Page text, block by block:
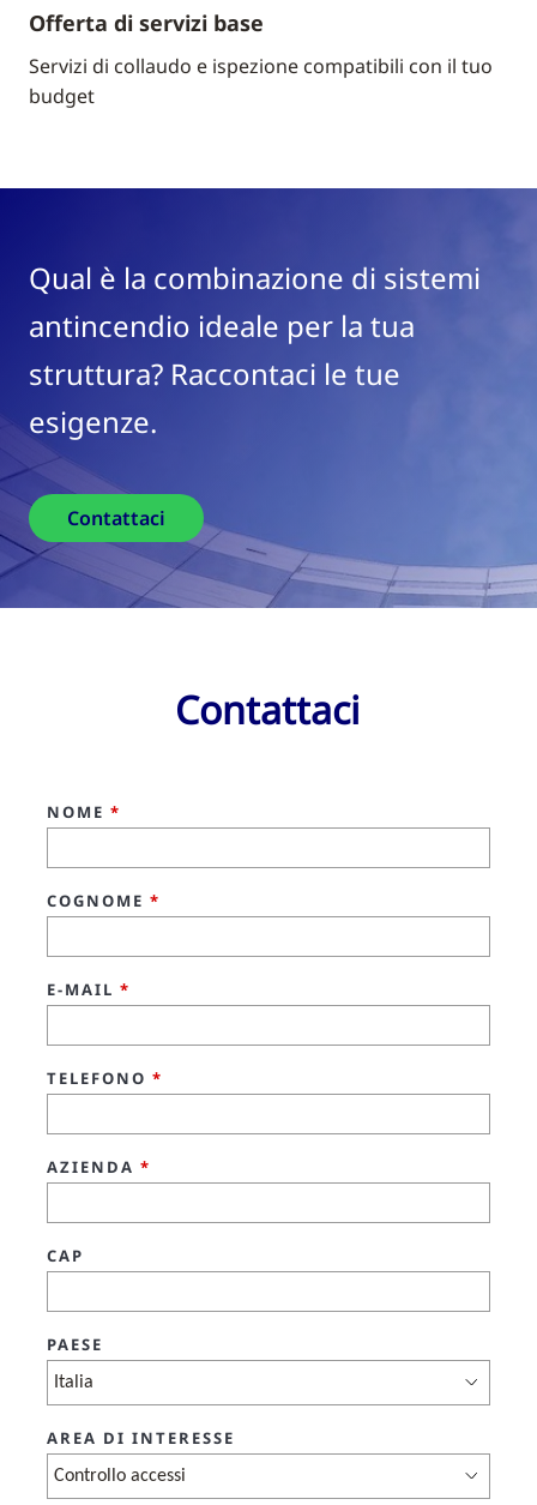
Offerta di servizi base
Servizi di collaudo e ispezione compatibili con il tuo
budget
Qual è la combinazione di sistemi
antincendio ideale per la tua
struttura? Raccontaci le tue
esigenze.
Contattaci
Contattaci
NOME *
COGNOME *
E-MAIL *
TELEFONO *
AZIENDA *
CAP
PAESE
AREA DI INTERESSE